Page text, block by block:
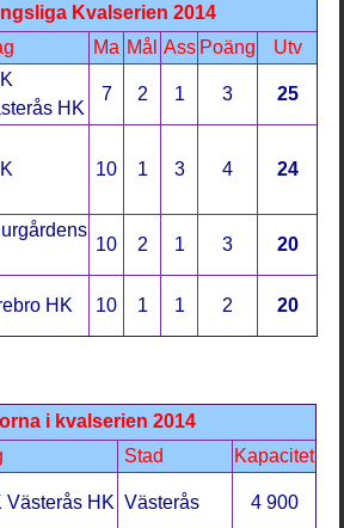
Kvalserien 2014
Ma Mål Ass Poäng Utv
HK
7 2 1 3 25
10 1 3 4 24
10 2 1 3 20
HK 10 1 1 2 20
i kvalserien 2014
Stad
Kapacitet
Västerås HK Västerås 4 900